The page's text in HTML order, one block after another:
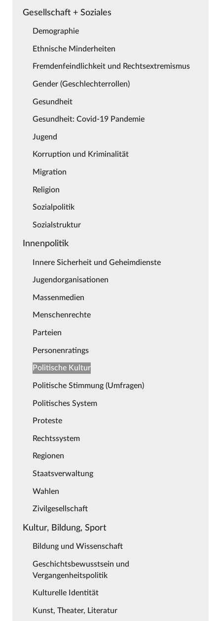
Gesellschaft + Soziales
Demographie
Ethnische Minderheiten
Fremdenfeindlichkeit und Rechtsextremismus
Gender (Geschlechterrollen)
Gesundheit
Gesundheit: Covid-19 Pandemie
Jugend
Korruption und Kriminalität
Migration
Religion
Sozialpolitik
Sozialstruktur
Innenpolitik
Innere Sicherheit und Geheimdienste
Jugendorganisationen
Massenmedien
Menschenrechte
Parteien
Personenratings
Politische Kultur
Politische Stimmung (Umfragen)
Politisches System
Proteste
Rechtssystem
Regionen
Staatsverwaltung
Wahlen
Zivilgesellschaft
Kultur, Bildung, Sport
Bildung und Wissenschaft
Geschichtsbewusstsein und
Vergangenheitspolitik
Kulturelle Identität
Kunst, Theater, Literatur